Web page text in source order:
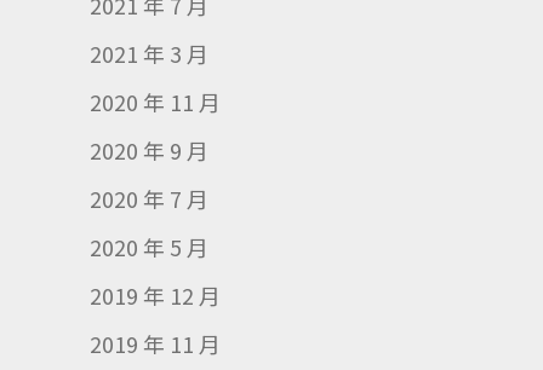
2021 年 3 月
2020 年 11 月
2020 年 9 月
2020 年 7 月
2020 年 5 月
2019 年 12 月
2019 年 11 月